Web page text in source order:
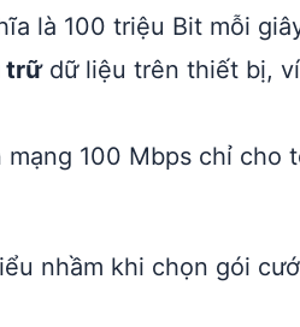
là 100 triệu Bit mỗi
trữdữ liệu trên thiết bị,
mạng 100 Mbps chỉ cho
nhầm khi chọn gói